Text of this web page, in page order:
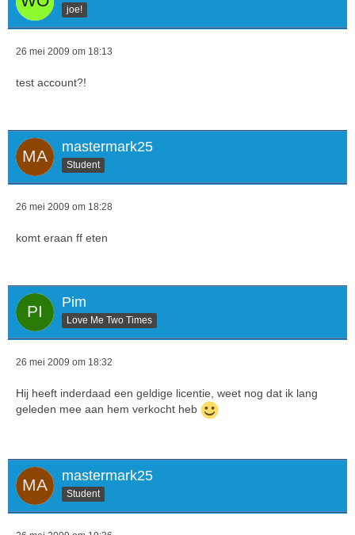
joe!
26 mei 2009 om 18:13
test account?!
mastermark25
Student
26 mei 2009 om 18:28
komt eraan ff eten
Pim
Love Me Two Times
26 mei 2009 om 18:32
Hij heeft inderdaad een geldige licentie, weet nog dat ik lang
geleden mee aan hem verkocht heb
mastermark25
Student